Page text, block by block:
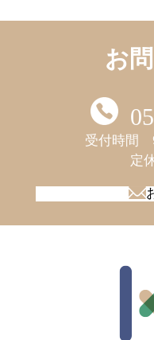
お
受付時間
定